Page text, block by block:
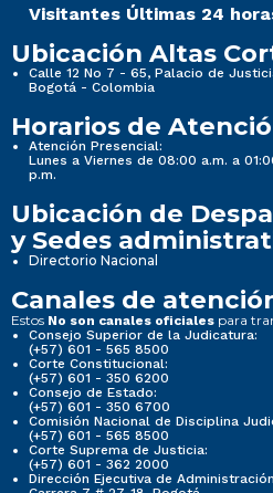
Visitantes Últimas 24
Ubicación Altas
Calle 12 No 7 - 65, Palacio de
Bogotá - Colombia
Horarios de
Atención Presencial:
Lunes a Viernes de 08:00 a.m. a
p.m.
Ubicación de
y Sedes
Directorio Nacional
Canales de
Estos No son canales oficiales para
Consejo Superior de la Judicatura:
(+57) 601 - 565 8500
Corte Constitucional:
(+57) 601 - 350 6200
Consejo de Estado:
(+57) 601 - 350 6700
Comisión Nacional de Disciplina
(+57) 601 - 565 8500
Corte Suprema de Justicia:
(+57) 601 - 362 2000
Dirección Ejecutiva de